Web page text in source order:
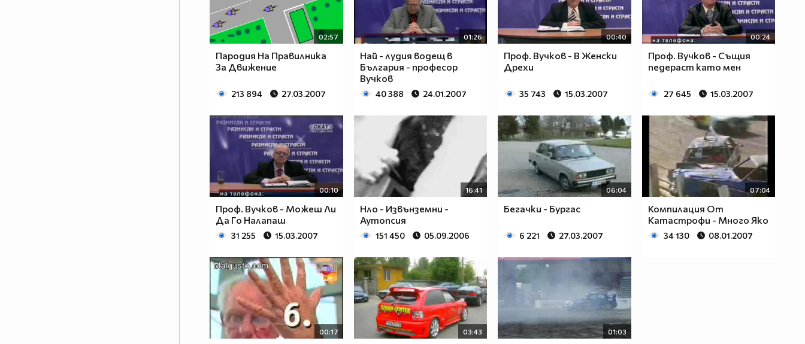
02:57
Пародия На Правилника
За Движение
213 894 27.03.2007
01:26
Най - лудия водещ в
България - професор
Вучков
40 388 24.01.2007
00:40
Проф. Вучков - В Женски
Дрехи
35 743 15.03.2007
00:24
Проф. Вучков - Същия
пeдераст като мен
27 645 15.03.2007
00:10
Проф. Вучков - Можеш Ли
Да Го Налапаш
31 255 15.03.2007
16:41
Нло - Извънземни -
Аутопсия
151 450 05.09.2006
06:04
Бегачки - Бургас
6 221 27.03.2007
07:04
Компилация От
Катастрофи - Много Яко
34 130 08.01.2007
00:17 03:43 01:03